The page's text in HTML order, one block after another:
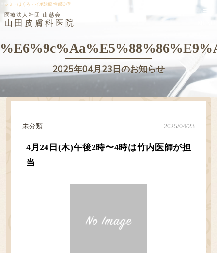
シミ・ほくろ・イボ治療 性感染症
医療法人社団 山慈会
山田皮膚科医院
2025年04月23日のお知らせ
4月24日(木)午後2時〜4時は竹内医師が担
当
未分類 2025/04/23